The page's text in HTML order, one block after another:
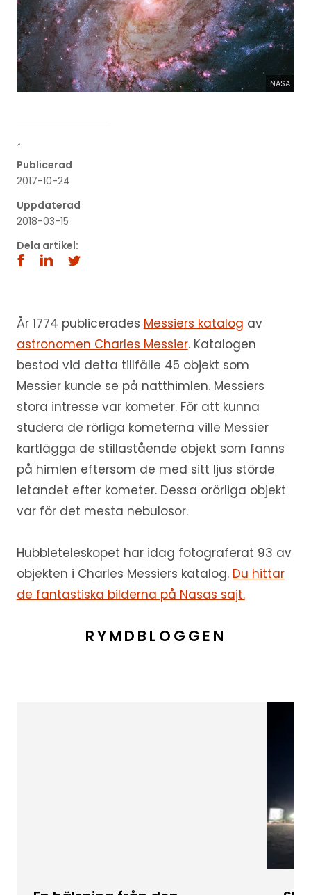
NASA
´
Publicerad
2017-10-24
Uppdaterad
2018-03-15
Dela artikel:
År 1774 publicerades Messiers katalog av
astronomen Charles Messier. Katalogen
bestod vid detta tillfälle 45 objekt som
Messier kunde se på natthimlen. Messiers
stora intresse var kometer. För att kunna
studera de rörliga kometerna ville Messier
kartlägga de stillastående objekt som fanns
på himlen eftersom de med sitt ljus störde
letandet efter kometer. Dessa orörliga objekt
var för det mesta nebulosor.
Hubbleteleskopet har idag fotograferat 93 av
objekten i Charles Messiers katalog. Du hittar
de fantastiska bilderna på Nasas sajt.
RYMDBLOGGEN